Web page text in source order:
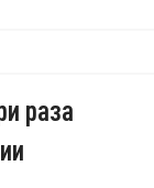
раза